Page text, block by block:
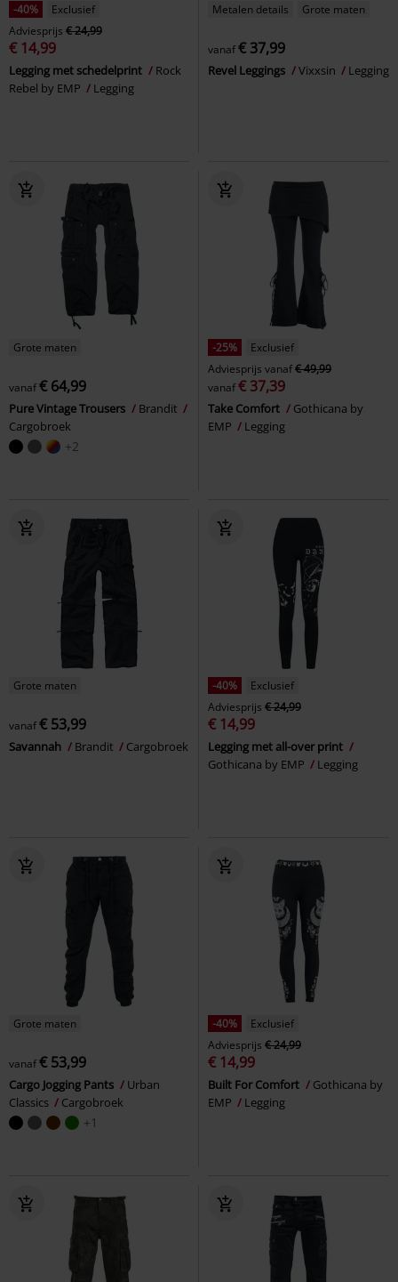
-40%
Exclusief
Adviesprijs € 24,99
€ 14,99
Legging met schedelprint
Rock
Rebel by EMP
Legging
Metalen details Grote maten
vanaf€ 37,99
Revel Leggings Vixxsin Legging
Grote maten
vanaf€ 64,99
Pure Vintage Trousers
Brandit
Cargobroek
+2
-25%
Exclusief
Adviesprijs vanaf€ 49,99
vanaf€ 37,39
Take Comfort
Gothicana by
EMP
Legging
Grote maten
vanaf€ 53,99
Savannah Brandit Cargobroek
-40%
Exclusief
Adviesprijs € 24,99
€ 14,99
Legging met all-over print
Gothicana by EMP
Legging
Grote maten
vanaf€ 53,99
Cargo Jogging Pants
Urban
Classics
Cargobroek
+1
-40%
Exclusief
Adviesprijs € 24,99
€ 14,99
Built For Comfort
Gothicana by
EMP
Legging